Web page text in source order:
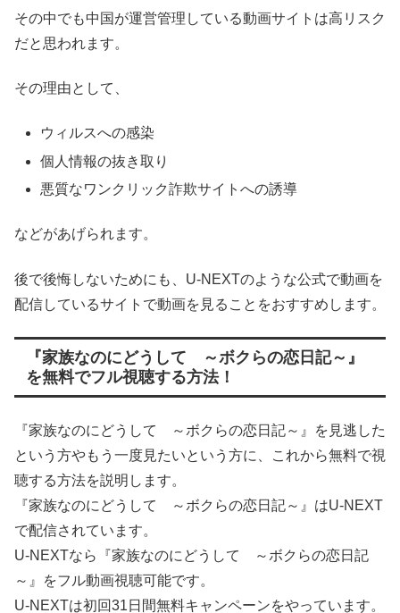
その中でも中国が運営管理している動画サイトは高リスク
だと思われます。
その理由として、
ウィルスへの感染
個人情報の抜き取り
悪質なワンクリック詐欺サイトへの誘導
などがあげられます。
後で後悔しないためにも、U-NEXTのような公式で動画を
配信しているサイトで動画を見ることをおすすめします。
『家族なのにどうして ～ボクらの恋日記～』
を無料でフル視聴する方法！
『家族なのにどうして ～ボクらの恋日記～』を見逃した
という方やもう一度見たいという方に、これから無料で視
聴する方法を説明します。
『家族なのにどうして ～ボクらの恋日記～』はU-NEXT
で配信されています。
U-NEXTなら『家族なのにどうして ～ボクらの恋日記
～』をフル動画視聴可能です。
U-NEXTは初回31日間無料キャンペーンをやっています。